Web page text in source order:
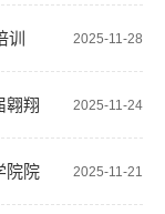
2025-11-28
训
2025-11-24
翱翔
2025-11-21
院院